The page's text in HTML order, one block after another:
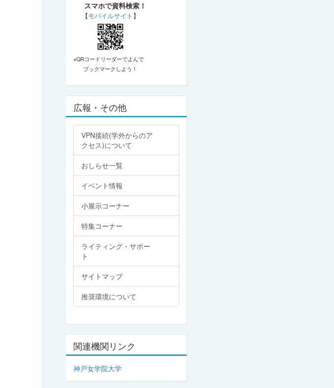
スマホで資料検索！
【モバイルサイト 】
※QRコードリーダーでよんで
ブックマークしよう！
広報・その他
VPN接続(学外からのア
クセス)について
おしらせ一覧
イベント情報
小展示コーナー
特集コーナー
ライティング・サポー
ト
サイトマップ
推奨環境について
関連機関リンク
神戸女学院大学